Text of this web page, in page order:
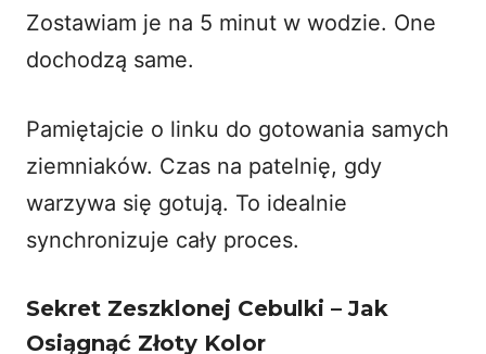
Zostawiam je na 5 minut w wodzie. One
dochodzą same.
Pamiętajcie o linku do gotowania samych
ziemniaków. Czas na patelnię, gdy
warzywa się gotują. To idealnie
synchronizuje cały proces.
Sekret Zeszklonej Cebulki – Jak
Osiągnąć Złoty Kolor